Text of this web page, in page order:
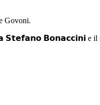
Govoni.
𝗦𝘁𝗲𝗳𝗮𝗻𝗼 𝗕𝗼𝗻𝗮𝗰𝗰𝗶𝗻𝗶 e